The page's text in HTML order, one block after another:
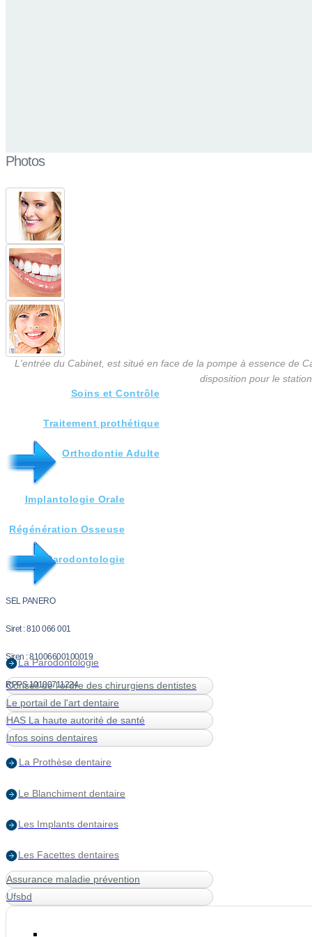
Photos
L'entrée du Cabinet, est situé en face de la pompe à essence de
disposition pour le
Soins et Contrôle
Traitement prothétique
Orthodontie Adulte
Implantologie Orale
Régénération Osseuse
Parodontologie
SEL PANERO
Siret : 810 066 001
Siren : 81006600100019
RPPS 10100711224
La Parodontologie
Conseil de l'ordre des chirurgiens dentistes
Le portail de l'art dentaire
HAS La haute autorité de santé
Infos soins dentaires
La Prothèse dentaire
Le Blanchiment dentaire
Les Implants dentaires
Les Facettes dentaires
Assurance maladie prévention
Ufsbd